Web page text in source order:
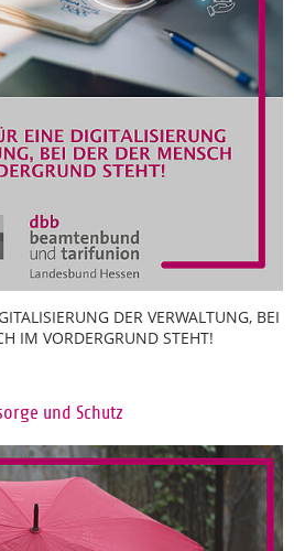
DER VERWALTUNG, BEI
IM VORDERGRUND STEHT!
und Schutz